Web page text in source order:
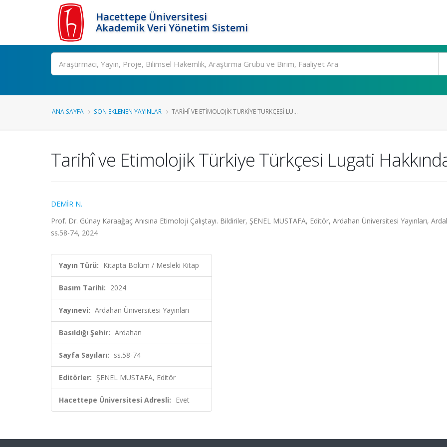
Hacettepe Üniversitesi
Akademik Veri Yönetim Sistemi
Ara
ANA SAYFA SON EKLENEN YAYINLAR TARIHÎ VE ETIMOLOJIK TÜRKIYE TÜRKÇESI LU...
Tarihî ve Etimolojik Türkiye Türkçesi Lugati
DEMİR N.
Prof. Dr. Günay Karaağaç Anısına Etimoloji Çalıştayı. Bildiriler, ŞENEL MUSTAFA, Editör, Ardahan Üniversitesi Yayınları,
ss.58-74, 2024
Yayın Türü: Kitapta Bölüm / Mesleki Kitap
Basım Tarihi: 2024
Yayınevi: Ardahan Üniversitesi Yayınları
Basıldığı Şehir: Ardahan
Sayfa Sayıları: ss.58-74
Editörler: ŞENEL MUSTAFA, Editör
Hacettepe Üniversitesi Adresli: Evet